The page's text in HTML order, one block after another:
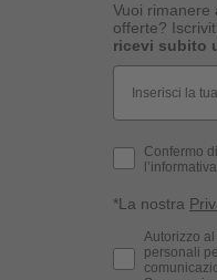
Vuoi rimanere
offerte?
ricevi subito
Privacy Policy
Confermo
*La nostra
Consenso
Autorizzo
personali